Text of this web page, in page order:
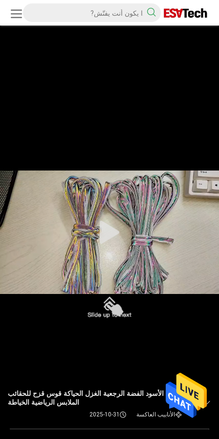
لينة الأسود الفضة الرجعية الغزل الحياكة قوس قزح للحقائب
الملابس الرياضية الخياطة
الأنابيب العاكسة 2025-10-31